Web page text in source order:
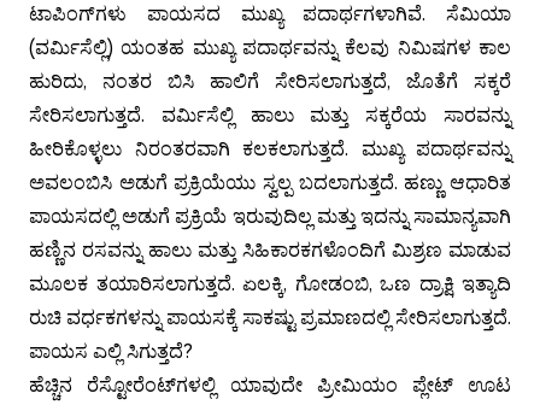
ಟಾಪಿಂಗ್‌ಗಳು ಪಾಯಸದ ಮುಖ್ಯ ಪದಾರ್ಥಗಳಾಗಿವೆ. ಸೆಮಿಯಾ
(ವರ್ಮಿಸೆಲ್ಲಿ) ಯಂತಹ ಮುಖ್ಯ ಪದಾರ್ಥವನ್ನು ಕೆಲವು ನಿಮಿಷಗಳ ಕಾಲ
ಹುರಿದು, ನಂತರ ಬಿಸಿ ಹಾಲಿಗೆ ಸೇರಿಸಲಾಗುತ್ತದೆ, ಜೊತೆಗೆ ಸಕ್ಕರೆ
ಸೇರಿಸಲಾಗುತ್ತದೆ. ವರ್ಮಿಸೆಲ್ಲಿ ಹಾಲು ಮತ್ತು ಸಕ್ಕರೆಯ ಸಾರವನ್ನು
ಹೀರಿಕೊಳ್ಳಲು ನಿರಂತರವಾಗಿ ಕಲಕಲಾಗುತ್ತದೆ. ಮುಖ್ಯ ಪದಾರ್ಥವನ್ನು
ಅವಲಂಬಿಸಿ ಅಡುಗೆ ಪ್ರಕ್ರಿಯೆಯು ಸ್ವಲ್ಪ ಬದಲಾಗುತ್ತದೆ. ಹಣ್ಣು ಆಧಾರಿತ
ಪಾಯಸದಲ್ಲಿ ಅಡುಗೆ ಪ್ರಕ್ರಿಯೆ ಇರುವುದಿಲ್ಲ ಮತ್ತು ಇದನ್ನು ಸಾಮಾನ್ಯವಾಗಿ
ಹಣ್ಣಿನ ರಸವನ್ನು ಹಾಲು ಮತ್ತು ಸಿಹಿಕಾರಕಗಳೊಂದಿಗೆ ಮಿಶ್ರಣ ಮಾಡುವ
ಮೂಲಕ ತಯಾರಿಸಲಾಗುತ್ತದೆ. ಏಲಕ್ಕಿ, ಗೋಡಂಬಿ, ಒಣ ದ್ರಾಕ್ಷಿ ಇತ್ಯಾದಿ
ರುಚಿ ವರ್ಧಕಗಳನ್ನು ಪಾಯಸಕ್ಕೆ ಸಾಕಷ್ಟು ಪ್ರಮಾಣದಲ್ಲಿ ಸೇರಿಸಲಾಗುತ್ತದೆ.
ಪಾಯಸ ಎಲ್ಲಿ ಸಿಗುತ್ತದೆ?
ಹೆಚ್ಚಿನ ರೆಸ್ಟೋರೆಂಟ್‌ಗಳಲ್ಲಿ ಯಾವುದೇ ಪ್ರೀಮಿಯಂ ಪ್ಲೇಟ್ ಊಟ